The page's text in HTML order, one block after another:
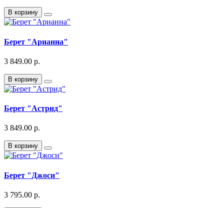
В корзину
Берет "Арианна"
3 849.00 р.
В корзину
Берет "Астрид"
3 849.00 р.
В корзину
Берет "Джоси"
3 795.00 р.